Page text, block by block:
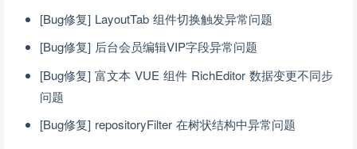
[Bug修复] LayoutTab 组件切换触发异常问题
[Bug修复] 后台会员编辑VIP字段异常问题
[Bug修复] 富文本 VUE 组件 RichEditor 数据变更不同步
问题
[Bug修复] repositoryFilter 在树状结构中异常问题